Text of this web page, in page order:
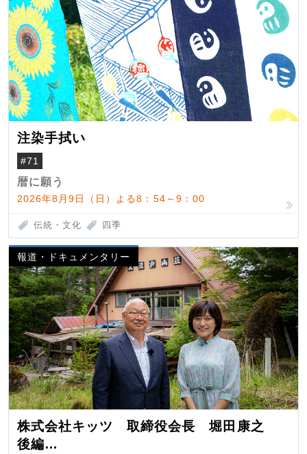
注染手拭い
#71
暦に願う
2026年8月9日（日）よる8：54～9：00
伝統・文化 四季
報道・ドキュメンタリー
株式会社キッツ 取締役会長 堀田康之
後編